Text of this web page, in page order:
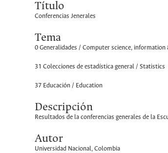
Título
Conferencias Jenerales
Tema
0 Generalidades / Computer science, information
31 Colecciones de estadística general / Statistics
37 Educación / Education
Descripción
Resultados de la conferencias generales de la
Autor
Universidad Nacional, Colombia